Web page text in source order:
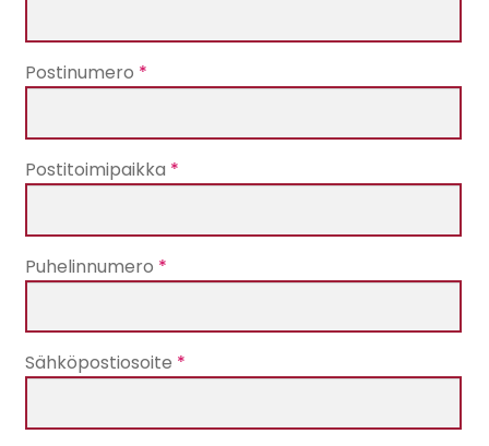
Postinumero *
Postitoimipaikka *
Puhelinnumero *
Sähköpostiosoite *